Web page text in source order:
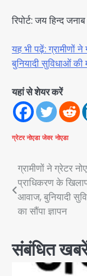
रिपोर्ट: जय हिन्द
यह भी पढ़ें: ग्रामीणों
बुनियादी सुविधाओं की
यहां से शेयर करें
ग्रेटर नोएडा जेवर नोएडा
Post
ग्रामीणों ने ग्रेटर
प्राधिकरण के
आवाज, बुनियादी
का सौंपा ज्ञापन
संबंधित